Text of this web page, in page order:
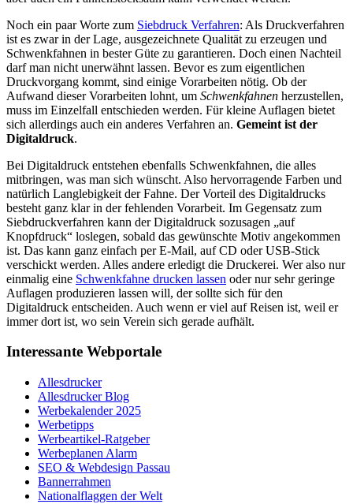
Noch ein paar Worte zum Siebdruck Verfahren: Als Druckverfahren
ist es zwar in der Lage, ausgezeichnete Qualität zu erzeugen und
Schwenkfahnen in bester Güte zu garantieren. Doch einen Nachteil
darf man nicht unerwähnt lassen. Bevor es zum eigentlichen
Druckvorgang kommt, sind einige Vorarbeiten nötig. Ob der
Aufwand dieser Vorarbeiten lohnt, um Schwenkfahnen herzustellen,
muss im Einzelfall entschieden werden. Für kleine Auflagen bietet
sich allerdings auch ein anderes Verfahren an. Gemeint ist der
Digitaldruck.
Bei Digitaldruck entstehen ebenfalls Schwenkfahnen, die alles
mitbringen, was man sich wünscht. Also hervorragende Farben und
natürlich Langlebigkeit der Fahne. Der Vorteil des Digitaldrucks
besteht ganz klar in der fehlenden Vorarbeit. Im Gegensatz zum
Siebdruckverfahren kann der Digitaldruck sozusagen „auf
Knopfdruck“ loslegen, sobald das gewünschte Motiv angekommen
ist. Das kann ganz einfach per E-Mail, auf CD oder USB-Stick
verschickt werden. Alles andere erledigt die Druckerei. Wer also nur
einmalig eine Schwenkfahne drucken lassen oder nur sehr geringe
Auflagen produzieren lassen will, der sollte sich für den
Digitaldruck entscheiden. Auch wenn er viel auf Reisen ist, weil er
immer dort ist, wo sein Verein sich gerade aufhält.
Interessante Webportale
Allesdrucker
Allesdrucker Blog
Werbekalender 2025
Werbetipps
Werbeartikel-Ratgeber
Werbeplanen Alarm
SEO & Webdesign Passau
Bannerrahmen
Nationalflaggen der Welt